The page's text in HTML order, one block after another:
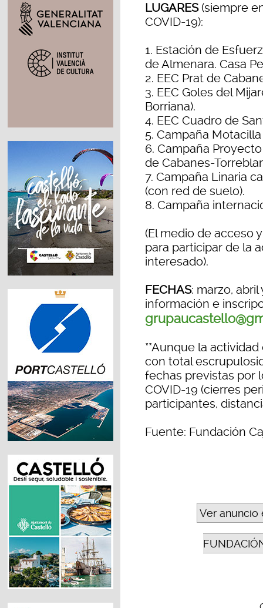
LUGARES(siempre
COVID-19):
1. Estación de
de Almenara. Casa
2. EEC Prat de
3. EEC Goles del
Borriana).
4. EEC Cuadro de
5. Campaña
6. Campaña
de Cabanes-
7. Campaña Linaria
(con red de suelo).
8. Campaña
(El medio de acceso
para participar de la
interesado).
FECHAS: marzo,
información e
**Aunque la
con total
fechas previstas por
COVID-19 (cierres
participantes,
Fuente: Fundación
Ver anuncio